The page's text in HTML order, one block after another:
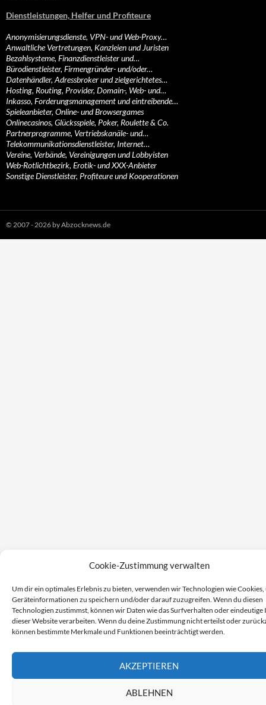
Cookie-Zustimmung verwalten
Um dir ein optimales Erlebnis zu bieten, verwenden wir Technologien wie Cookies,
Geräteinformationen zu speichern und/oder darauf zuzugreifen. Wenn du diesen
Technologien zustimmst, können wir Daten wie das Surfverhalten oder eindeutige
dieser Website verarbeiten. Wenn du deine Zustimmung nicht erteilst oder
können bestimmte Merkmale und Funktionen beeinträchtigt werden.
AKZEPTIEREN
ABLEHNEN
Dienstleistungen, Helfer und Profiteure
Anonymisierungsdienste, VPN- und Web-Proxy…
Anwaltliche Vertretungen, Kanzleien und Juristen
Bezahlsysteme, Finanzdienstleister und…
Bürodienstleister, Firmengründer- und/oder…
Datenhändler, Adressbroker und zielgerichtetes…
Hosting, Routing, Provider, Domain-, Web- und…
Inkasso, Forderungsmanagement und eintreibende…
Spieleanbieter, Online- und Browsergames
Onlinecasinos, Glücksspiele, Poker, Roulette & Co.
Partnerprogramme, Vertriebskanäle- und…
Telekommunikationsdienstleister, Internet…
Vereine, Verbände, Vereinigungen und Lobbyisten
Web-Rotlichtbezirk, Erotik- und XXX-Anbieter
Sonstige Dienstleister, Profiteure und Kooperationen
© 2007 - 2026 by Abzocknews.de